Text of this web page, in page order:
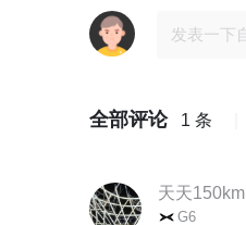
全部评论 1 条
天天150km
G6